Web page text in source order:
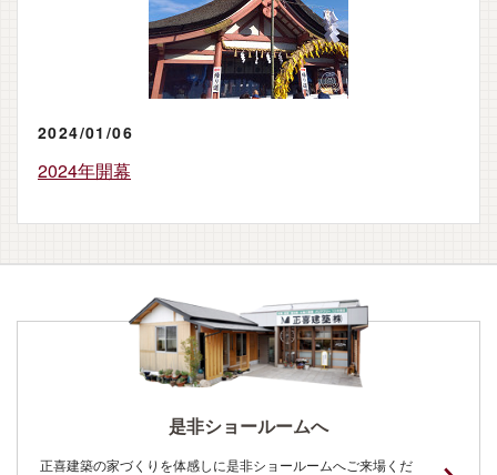
正喜建築の家づくり
会社概要
2024/01/06
2024年開幕
是非ショールームへ
正喜建築の家づくりを体感しに是非ショールームへご来場くだ